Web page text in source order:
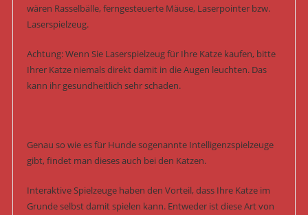
wären Rasselbälle, ferngesteuerte Mäuse, Laserpointer bzw.
Laserspielzeug.
Achtung: Wenn Sie Laserspielzeug für Ihre Katze kaufen, bitte
Ihrer Katze niemals direkt damit in die Augen leuchten. Das
kann ihr gesundheitlich sehr schaden.
Genau so wie es für Hunde sogenannte Intelligenzspielzeuge
gibt, findet man dieses auch bei den Katzen.
Interaktive Spielzeuge haben den Vorteil, dass Ihre Katze im
Grunde selbst damit spielen kann. Entweder ist diese Art von